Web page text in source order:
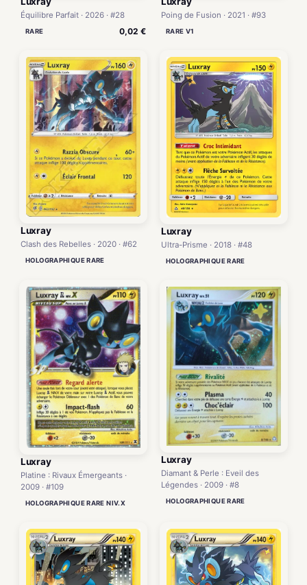
Équilibre Parfait · 2026 · #28
RARE 0,02 €
Poing de Fusion · 2021 · #93
RARE V1
Luxray
Clash des Rebelles · 2020 · #62
HOLOGRAPHIQUE RARE
Luxray
Ultra-Prisme · 2018 · #48
HOLOGRAPHIQUE RARE
Luxray
Platine : Rivaux Émergeants ·
2009 · #109
HOLOGRAPHIQUE RARE NIV.X
Luxray
Diamant & Perle : Eveil des
Légendes · 2009 · #8
HOLOGRAPHIQUE RARE